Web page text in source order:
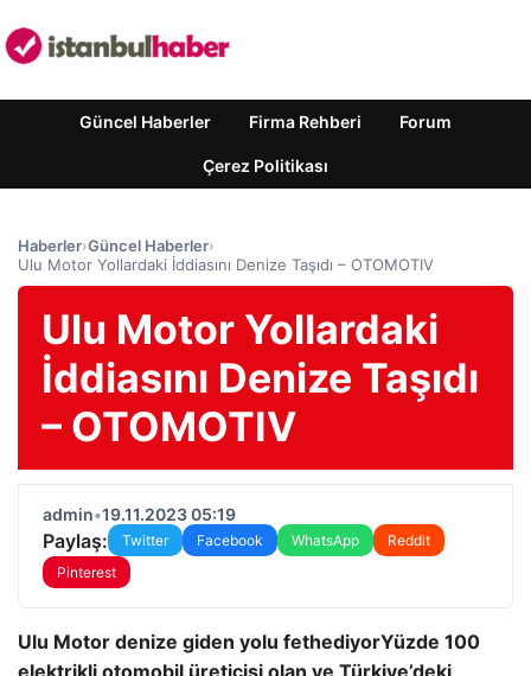
Güncel Haberler Firma Rehberi Forum
Çerez Politikası
Haberler›Güncel Haberler›
Ulu Motor Yollardaki İddiasını Denize Taşıdı – OTOMOTIV
Ulu Motor Yollardaki
İddiasını Denize Taşıdı
– OTOMOTIV
admin•19.11.2023 05:19
Paylaş: Twitter Facebook WhatsApp
Reddit
Pinterest
Ulu Motor denize giden yolu fethediyorYüzde 100
elektrikli otomobil üreticisi olan ve Türkiye’deki